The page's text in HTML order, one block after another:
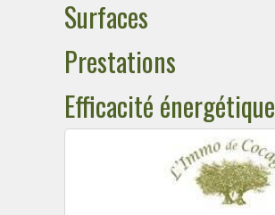
Surfaces
Prestations
Efficacité énergétique